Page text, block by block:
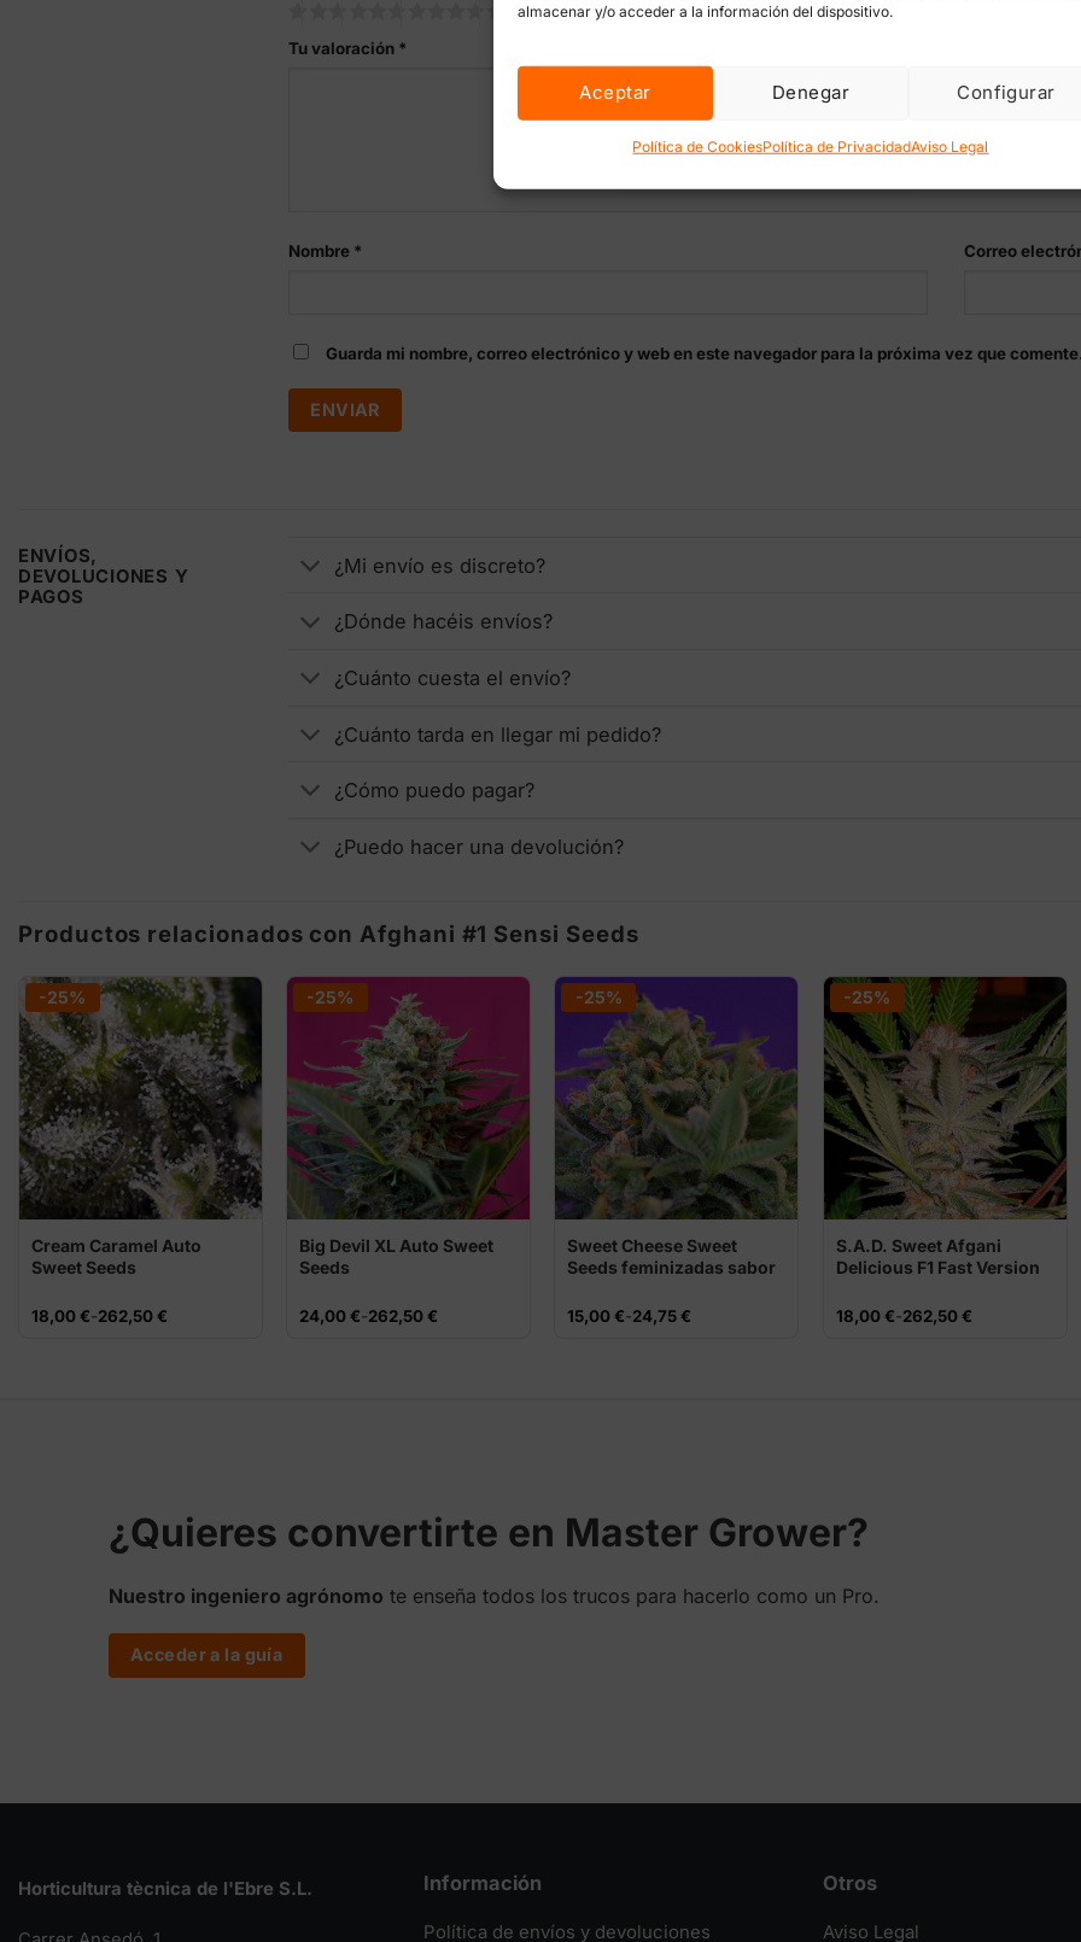
almacenar y/o acceder a la información del dispositivo.
Aceptar Denegar Configurar
Política de CookiesPolítica de PrivacidadAviso Legal
Tu valoración *
Nombre * Correo
Guarda mi nombre, correo electrónico y web en este navegador para la próxima vez que
ENVÍOS,
DEVOLUCIONES Y
PAGOS
¿Mi envío es discreto?
¿Dónde hacéis envíos?
¿Cuánto cuesta el envío?
¿Cuánto tarda en llegar mi pedido?
¿Cómo puedo pagar?
¿Puedo hacer una devolución?
Productos relacionados con Afghani #1 Sensi Seeds
-25%
Cream Caramel Auto
Sweet Seeds
18,00€-262,50€
Rango
-25%
Big Devil XL Auto Sweet
Seeds
24,00€-262,50€
Rango
-25%
Sweet Cheese Sweet
Seeds feminizadas sabor
15,00€-24,75€
Rango
de
-25%
S.A.D. Sweet Afgani
Delicious F1 Fast Version
18,00€-262,50€
Rango
¿Quieres convertirte en Master Grower?
Nuestro ingeniero agrónomo te enseña todos los trucos para hacerlo como un Pro.
Acceder a la guía
Horticultura tècnica de l'Ebre S.L. Información
Política de envíos y devoluciones
Otros
Aviso Legal